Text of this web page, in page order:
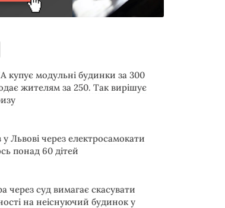
купує модульні будинки за 300
жителям за 250. Так вирішує
Львові через електросамокати
понад 60 дітей
через суд вимагає скасувати
на неіснуючий будинок у